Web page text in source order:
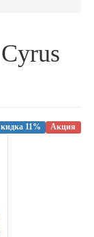
Акция
11%